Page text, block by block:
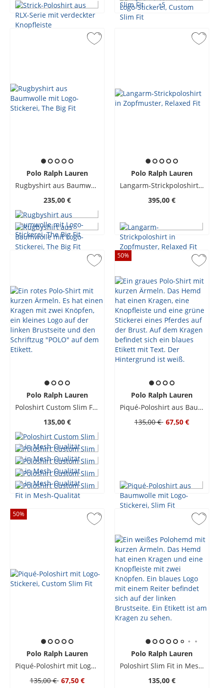
+5
Polo Ralph Lauren
Rugbyshirt aus Baumwolle mit Logo-Stickerei, The Big Fit
235,00 €
Polo Ralph Lauren
Langarm-Strickpoloshirt in Zopfmuster, Relaxed Fit
395,00 €
Polo Ralph Lauren
Poloshirt Custom Slim Fit in Mesh-Qualität
135,00 €
50%
Polo Ralph Lauren
Piqué-Poloshirt aus Baumwolle mit Logo-Stickerei, Slim Fit
135,00 € 67,50 €
50%
Polo Ralph Lauren
Piqué-Poloshirt mit Logo-Stickerei, Custom Slim Fit
135,00 € 67,50 €
Polo Ralph Lauren
Poloshirt Slim Fit in Mesh-Qualität
135,00 €